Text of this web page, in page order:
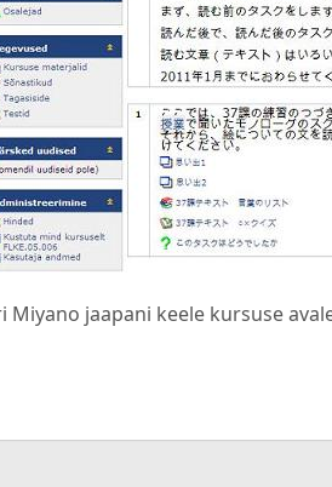
Miyano jaapani keele kursuse